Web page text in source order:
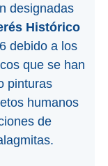
designadas
Histórico
debido a los
que se han
pinturas
humanos
de